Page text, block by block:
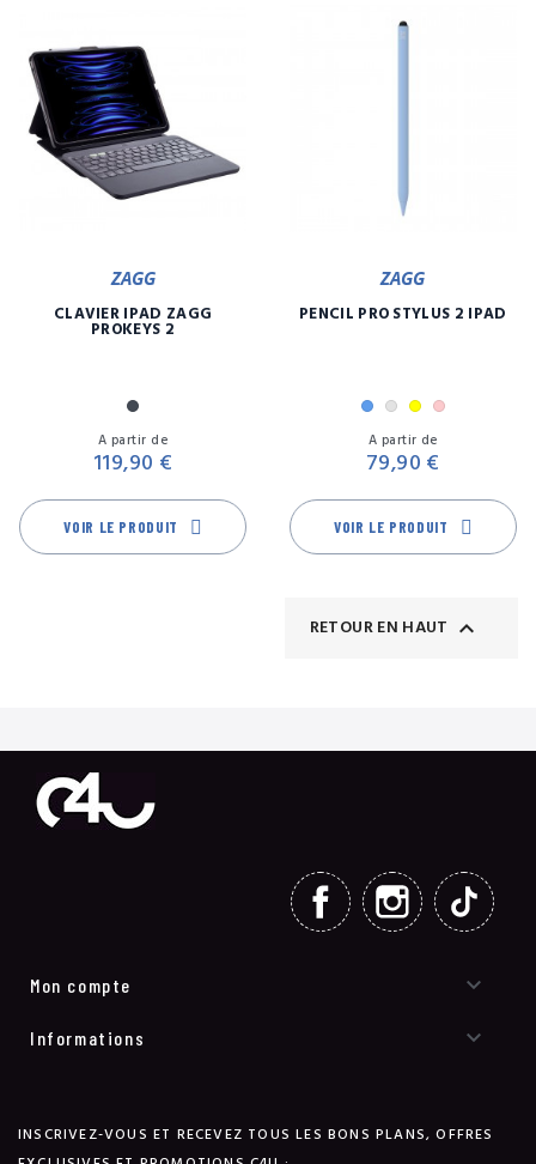
ZAGG
CLAVIER IPAD ZAGG
PROKEYS 2
Noir
A partir de
119,90 €
VOIR LE PRODUIT
ZAGG
PENCIL PRO STYLUS 2 IPAD
BleuGrisJauneRose
A partir de
79,90 €
VOIR LE PRODUIT
RETOUR EN HAUT 
FACEBOOK INSTAGRAM
Mon compte 
Informations 
INSCRIVEZ-VOUS ET RECEVEZ TOUS LES BONS PLANS, OFFRES